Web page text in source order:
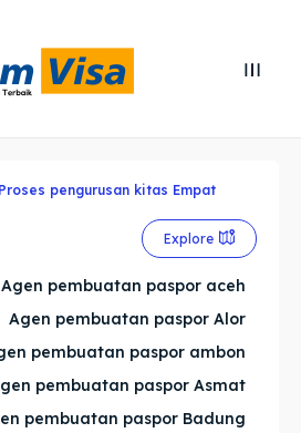
destinations
destinations
Proses pengurusan kitas Empat
Explore
Agen pembuatan paspor aceh
Agen pembuatan paspor Alor
pembuatan paspor ambon
pembuatan paspor Asmat
pembuatan paspor Badung